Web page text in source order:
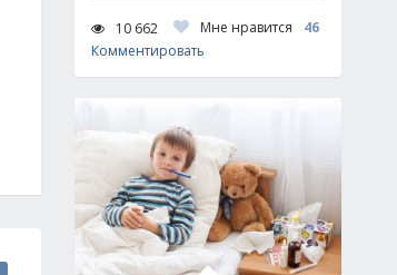
10 662 Мне нравится
46
Комментировать